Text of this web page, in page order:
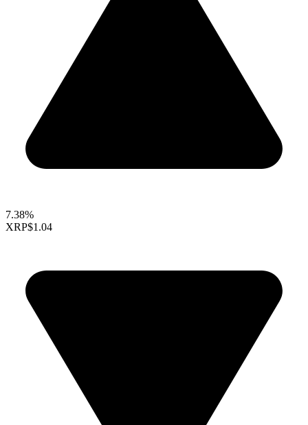
7.38%
XRP$1.04